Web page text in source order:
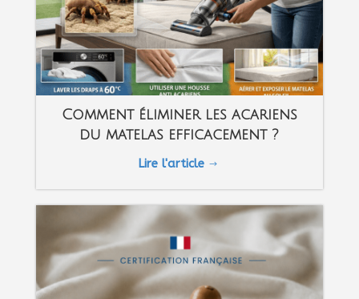
Comment éliminer les acariens
du matelas efficacement ?
Lire l'article $